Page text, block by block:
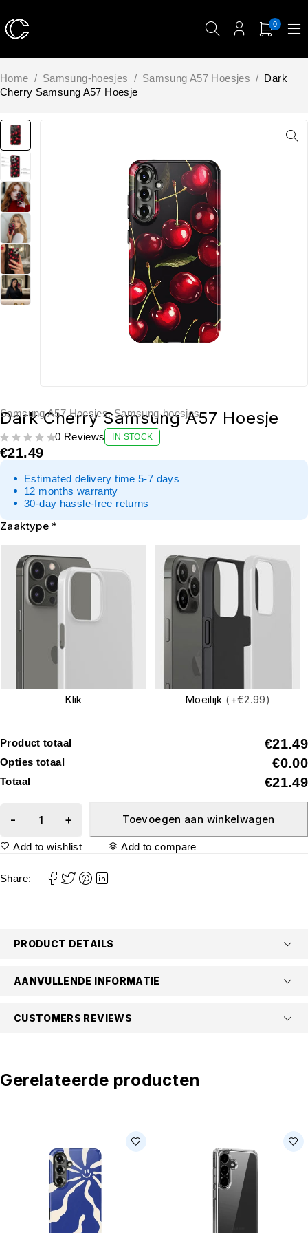
0
Home / Samsung-hoesjes / Samsung A57 Hoesjes / Dark
Cherry Samsung A57 Hoesje
Samsung A57 Hoesjes,Samsung-hoesjes
Dark Cherry Samsung A57 Hoesje
0 Reviews IN STOCK
€21.49
Estimated delivery time 5-7 days
12 months warranty
30-day hassle-free returns
Zaaktype *
Klik Moeilijk (+€2.99)
Product totaal €21.49
Opties totaal €0.00
Totaal €21.49
Toevoegen aan winkelwagen
Add to wishlist Add to compare
Share:
PRODUCT DETAILS
AANVULLENDE INFORMATIE
CUSTOMERS REVIEWS
Gerelateerde producten